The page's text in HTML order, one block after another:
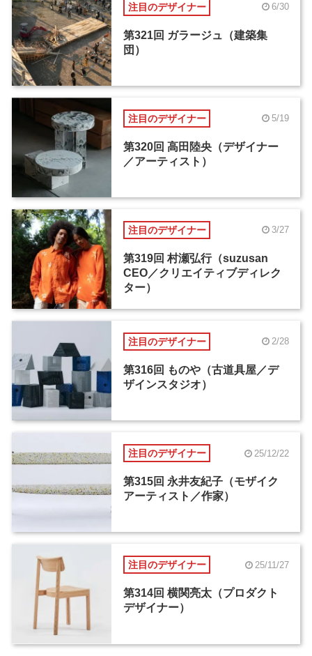
注目のデザイナー 6/30
第321回 ガラージュ（建築集
団）
注目のデザイナー 5/19
第320回 高田陸央（デザイナー
／アーティスト）
注目のデザイナー 3/27
第319回 村瀬弘行（suzusan
CEO／クリエイティブディレク
ター）
注目のデザイナー 2/28
第316回 ものや（古道具屋／デ
ザインスタジオ）
注目のデザイナー 25/12/22
第315回 永井友紀子（モザイク
アーティスト／作家）
注目のデザイナー 25/11/27
第314回 横関亮太（プロダクト
デザイナー）